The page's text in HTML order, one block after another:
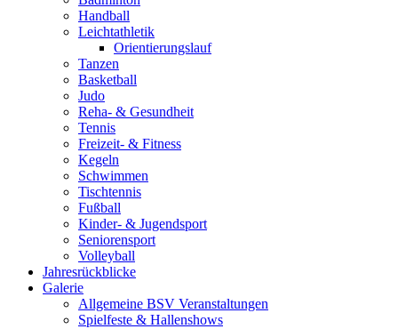
Handball
Leichtathletik
Orientierungslauf
Tanzen
Basketball
Judo
Reha- & Gesundheit
Tennis
Freizeit- & Fitness
Kegeln
Schwimmen
Tischtennis
Fußball
Kinder- & Jugendsport
Seniorensport
Volleyball
Jahresrückblicke
Galerie
Allgemeine BSV Veranstaltungen
Spielfeste & Hallenshows